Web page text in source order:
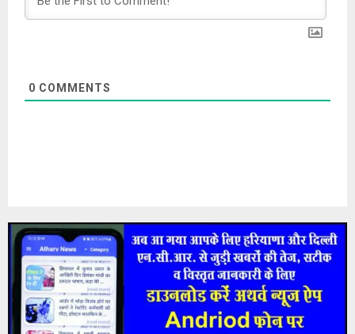
0 COMMENTS